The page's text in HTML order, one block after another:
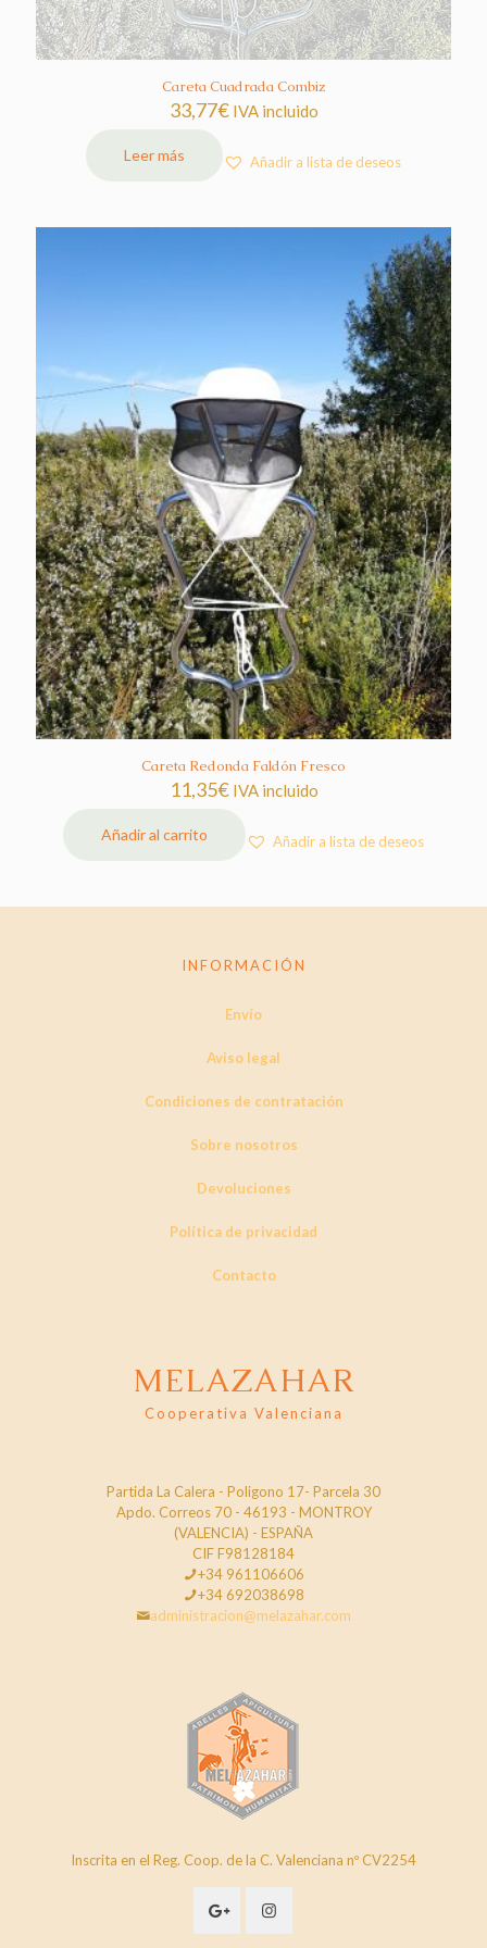
Careta Cuadrada Combiz
33,77€ IVA incluido
Leer más Añadir a lista de deseos
Careta Redonda Faldón Fresco
11,35€ IVA incluido
Añadir al carrito Añadir a lista de deseos
INFORMACIÓN
Envío
Aviso legal
Condiciones de contratación
Sobre nosotros
Devoluciones
Política de privacidad
Contacto
MELAZAHAR
Cooperativa Valenciana
Partida La Calera - Poligono 17- Parcela 30
Apdo. Correos 70 - 46193 - MONTROY
(VALENCIA) - ESPAÑA
CIF F98128184
+34 961106606
+34 692038698
administracion@melazahar.com
Inscrita en el Reg. Coop. de la C. Valenciana nº CV2254